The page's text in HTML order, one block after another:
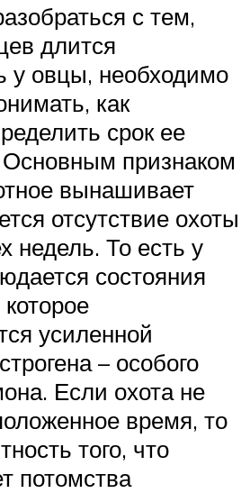
с тем,
длится
у овцы, необходимо
как
срок ее
Основным признаком
вынашивает
отсутствие охоты
недель. То есть у
состояния
усиленной
– особого
Если охота не
время, то
того, что
потомства